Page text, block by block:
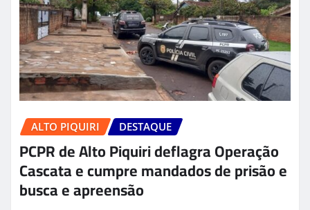
ALTO PIQUIRI DESTAQUE
PCPR de Alto Piquiri deflagra Operação
Cascata e cumpre mandados de prisão e
busca e apreensão